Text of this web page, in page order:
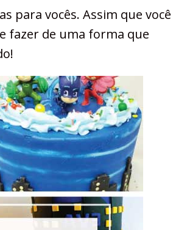
para vocês. Assim que você
fazer de uma forma que